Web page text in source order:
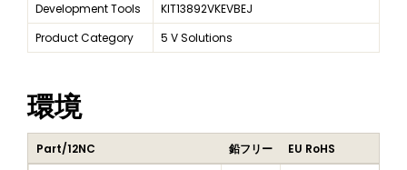
Development Tools
KIT13892VKEVBEJ
Product Category
5 V Solutions
環境
Part/12NC 鉛フリー
EU RoHS